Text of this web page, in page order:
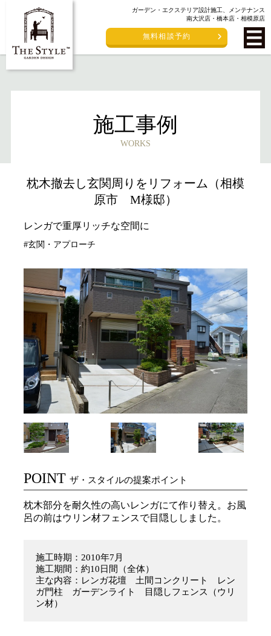
無料相談予約
ガーデン・エクステリア設計施工、メンテナンス
南大沢店・橋本店・相模原店
施工事例
WORKS
枕木撤去し玄関周りをリフォーム（相模
原市 M様邸）
レンガで重厚リッチな空間に
#玄関・アプローチ
POINT ザ・スタイルの提案ポイント
枕木部分を耐久性の高いレンガにて作り替え。お風
呂の前はウリン材フェンスで目隠ししました。
施工時期：2010年7月
施工期間：約10日間（全体）
主な内容：レンガ花壇 土間コンクリート レン
ガ門柱 ガーデンライト 目隠しフェンス（ウリ
ン材）